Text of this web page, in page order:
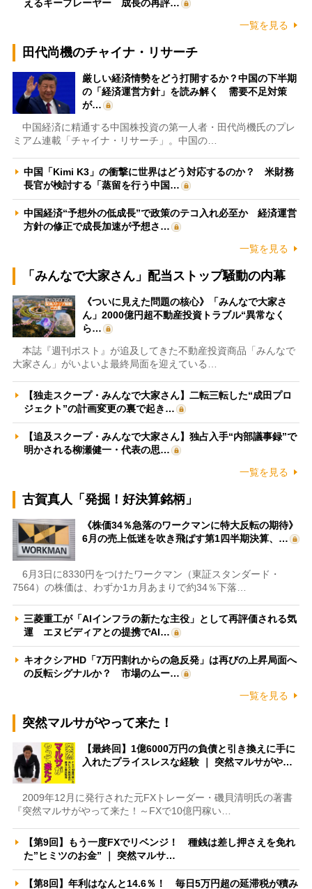
えるキープレーヤー 成長の再評…
一覧を見る
田代尚機のチャイナ・リサーチ
厳しい経済情勢をどう打開するか？中国の下半期
の「経済運営方針」を読み解く 需要不足対策
が…
中国経済に精通する中国株投資の第一人者・田代尚機氏のプレ
ミアム連載「チャイナ・リサーチ」。中国の…
中国「Kimi K3」の衝撃に世界はどう対応するのか？ 米財務
長官が検討する「蒸留を行う中国…
中国経済“予想外の低成長”で政策のテコ入れ必至か 経済運営
方針の修正で成長加速が予想さ…
一覧を見る
「みんなで大家さん」配当ストップ騒動の内幕
《ついに見えた問題の核心》「みんなで大家さ
ん」2000億円超不動産投資トラブル“異常なく
ら…
本誌『週刊ポスト』が追及してきた不動産投資商品「みんなで
大家さん」がいよいよ最終局面を迎えている…
【独走スクープ・みんなで大家さん】二転三転した“成田プロ
ジェクト”の計画変更の裏で起き…
【追及スクープ・みんなで大家さん】独占入手“内部議事録”で
明かされる柳瀬健一・代表の思…
一覧を見る
古賀真人「発掘！好決算銘柄」
《株価34％急落のワークマンに特大反転の期待》
6月の売上低迷を吹き飛ばす第1四半期決算、…
6月3日に8330円をつけたワークマン（東証スタンダード・
7564）の株価は、わずか1カ月あまりで約34％下落…
三菱重工が「AIインフラの新たな主役」として再評価される気
運 エヌビディアとの提携でAI…
キオクシアHD「7万円割れからの急反発」は再びの上昇局面へ
の反転シグナルか？ 市場のムー…
一覧を見る
突然マルサがやって来た！
【最終回】1億6000万円の負債と引き換えに手に
入れたプライスレスな経験 ｜ 突然マルサがや…
2009年12月に発行された元FXトレーダー・磯貝清明氏の著書
『突然マルサがやって来た！～FXで10億円稼い…
【第9回】もう一度FXでリベンジ！ 種銭は差し押さえを免れ
た”ヒミツのお金” ｜ 突然マルサ…
【第8回】年利はなんと14.6％！ 毎日5万円超の延滞税が積み